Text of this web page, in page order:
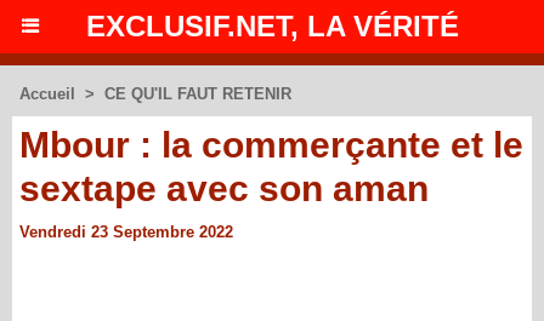
EXCLUSIF.NET, LA VÉRITÉ
Accueil > CE QU'IL FAUT RETENIR
Mbour : la commerçante et le
sextape avec son aman
Vendredi 23 Septembre 2022